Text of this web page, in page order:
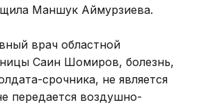
Маншук Аймурзиева.
врач областной
Саин Шомиров, болезнь,
срочника, не является
передается воздушно-